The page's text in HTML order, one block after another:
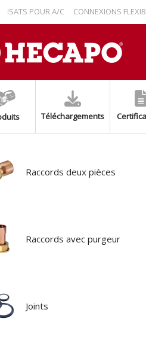
POUR A/C CONNEXIONS
Téléchargements
Raccords deux pièces
Raccords avec purgeur
Joints